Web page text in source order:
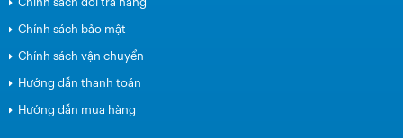
Chính sách bảo mật
Chính sách vận chuyển
Hướng dẫn thanh toán
Hướng dẫn mua hàng